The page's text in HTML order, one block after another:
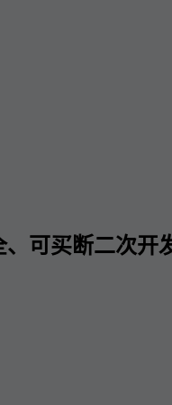
可买断二次开